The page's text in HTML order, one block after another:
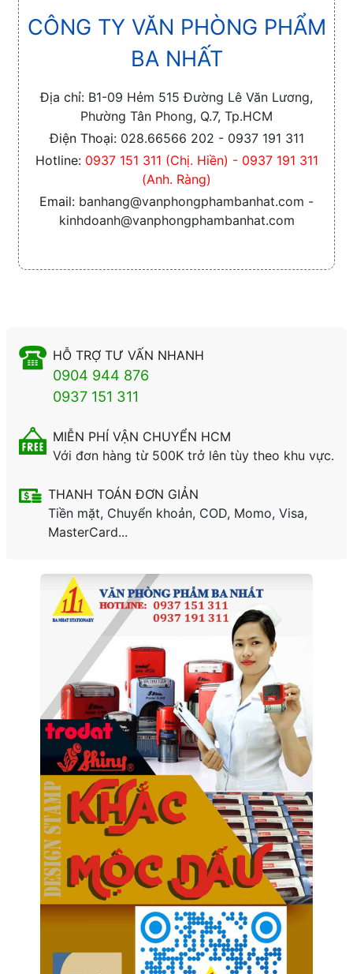
CÔNG TY VĂN PHÒNG PHẨM
BA NHẤT
Địa chỉ: B1-09 Hẻm 515 Đường Lê Văn Lương,
Phường Tân Phong, Q.7, Tp.HCM
Điện Thoại: 028.66566 202 - 0937 191 311
Hotline: 0937 151 311 (Chị. Hiền) - 0937 191 311
(Anh. Ràng)
Email: banhang@vanphongphambanhat.com -
kinhdoanh@vanphongphambanhat.com
HỖ TRỢ TƯ VẤN NHANH
0904 944 876
0937 151 311
MIỄN PHÍ VẬN CHUYỂN HCM
Với đơn hàng từ 500K trở lên tùy theo khu vực.
THANH TOÁN ĐƠN GIẢN
Tiền mặt, Chuyển khoản, COD, Momo, Visa,
MasterCard...